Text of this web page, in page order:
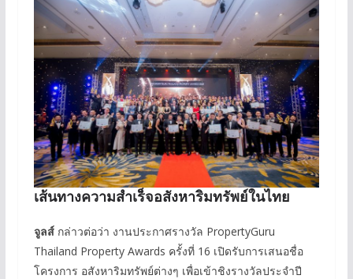
เส้นทางความสำเร็จอสังหาริมทรัพย์ในไทย
จูลส์ กล่าวต่อว่า งานประกาศรางวัล PropertyGuru
Thailand Property Awards ครั้งที่ 16 เปิดรับการเสนอชื่อ
โครงการ อสังหาริมทรัพย์ต่างๆ เพื่อเข้าชิงรางวัลประจำปี